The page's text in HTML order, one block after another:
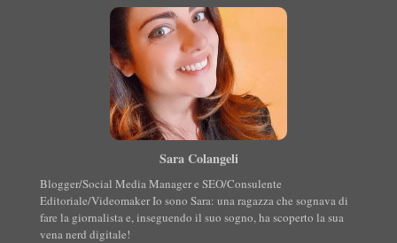
Sara Colangeli
Blogger/Social Media Manager e SEO/Consulente
Editoriale/Videomaker Io sono Sara: una ragazza che sognava di
fare la giornalista e, inseguendo il suo sogno, ha scoperto la sua
vena nerd digitale!